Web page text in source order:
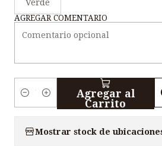
Verde
AGREGAR COMENTARIO
Agregar al
Carrito
Mostrar stock de